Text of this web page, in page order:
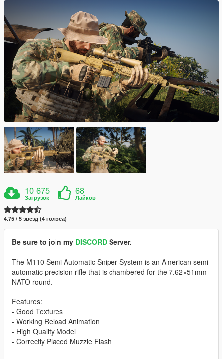
10 675
Загрузок
68
Лайков
4.75 / 5 звёзд (4 голоса)
Be sure to join my DISCORD Server.
The M110 Semi Automatic Sniper System is an American semi-
automatic precision rifle that is chambered for the 7.62×51mm
NATO round.
Features:
- Good Textures
- Working Reload Animation
- High Quality Model
- Correctly Placed Muzzle Flash